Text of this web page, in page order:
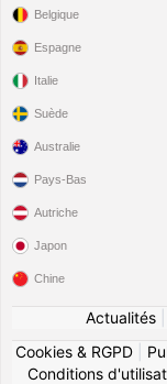
Belgique
Espagne
Italie
Suède
Australie
Pays-Bas
Autriche
Japon
Chine
Actualités|
Cookies & RGPD
Conditions